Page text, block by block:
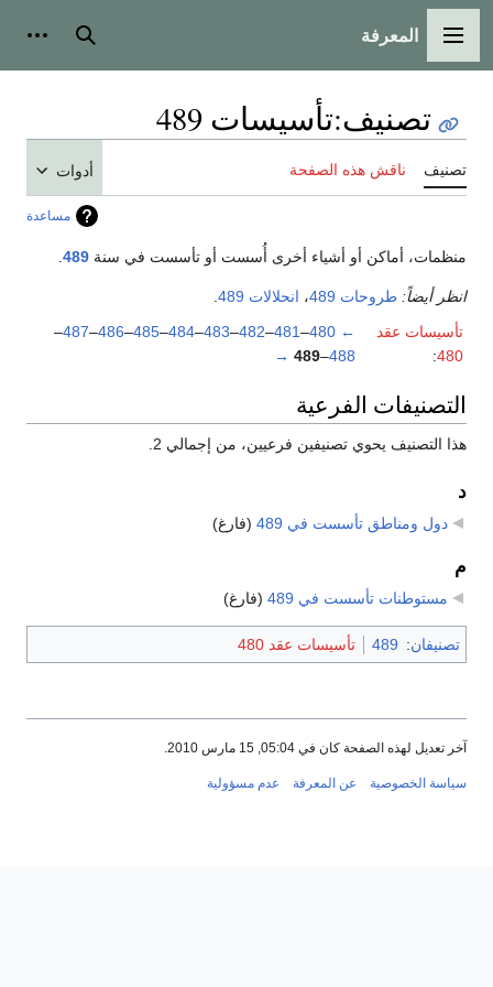
القائمة الرئيسية
المعرفة بحث
تصنيف:تأسيسات 489
تصنيف ناقش هذه الصفحة أدوات
مساعدة
منظمات، أماكن أو أشياء أخرى أُسست أو تأسست في سنة 489
انظر أيضاً: طروحات 489 ، انحلالات 489
تأسيسات عقد
480
:
←
480
–
481
–
482
–
483
–
484
–
485
–
486
–
487
–
488
–
489
→
التصنيفات الفرعية
هذا التصنيف يحوي تصنيفين فرعيين، من إجمالي 2.
د
دول ومناطق تأسست في 489 (فارغ)
م
مستوطنات تأسست في 489 (فارغ)
تصنيفان:
489 تأسيسات عقد 480
آخر تعديل لهذه الصفحة كان في 05:04, 15 مارس 2010.
سياسة الخصوصية عن المعرفة عدم مسؤولية